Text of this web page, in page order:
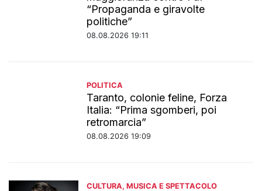
“Propaganda e giravolte
politiche”
08.08.2026 19:11
POLITICA
Taranto, colonie feline, Forza
Italia: “Prima sgomberi, poi
retromarcia”
08.08.2026 19:09
CULTURA, MUSICA E SPETTACOLO